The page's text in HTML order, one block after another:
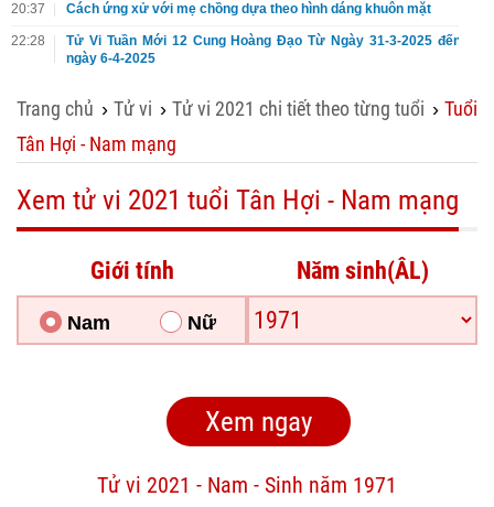
20:37
Cách ứng xử với mẹ chồng dựa theo hình dáng khuôn mặt
22:28
Tử Vi Tuần Mới 12 Cung Hoàng Đạo Từ Ngày 31-3-2025 đến
ngày 6-4-2025
Trang chủ › Tử vi › Tử vi 2021 chi tiết theo từng tuổi › Tuổi
Tân Hợi - Nam mạng
Xem tử vi 2021 tuổi Tân Hợi - Nam mạng
Giới tính
Nam Nữ
Năm sinh(ÂL)
Tử vi 2021 - Nam - Sinh năm 1971